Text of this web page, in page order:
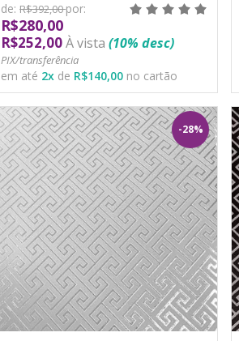
de: R$392,00por:
R$280,00
R$252,00À vista (10% desc)
PIX/transferência
em até 2x de R$140,00 no cartão
-28%